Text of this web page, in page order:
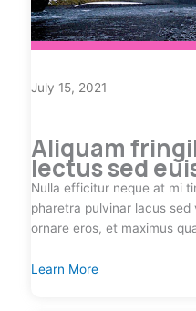
July 15, 2021
Aliquam
lectus sed
Nulla efficitur neque at mi
pharetra pulvinar lacus
ornare eros, et maximus
Learn More